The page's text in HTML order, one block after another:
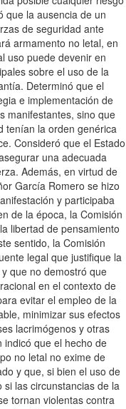
que la ausencia de un
de seguridad ante
armamento no letal, en
uso puede devenir en
sobre el uso de la
Determinó que el
e implementación de
manifestantes, sino que
tenían la orden genérica
Consideró que el Estado
una adecuada
Además, en virtud de
García Romero se hizo
y participaba
de la época, la Comisión
libertad de pensamiento
sentido, la Comisión
legal que justifique la
que no demostró que
en el contexto de
evitar el empleo de la
minimizar sus efectos
lacrimógenos y otras
indicó que el hecho de
no letal no exime de
y que, si bien el uso de
las circunstancias de la
tornan violentas contra